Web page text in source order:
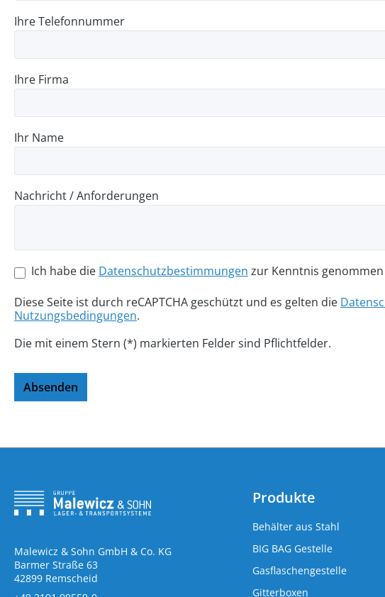
Ihre Telefonnummer
Ihre Firma
Ihr Name
Nachricht / Anforderungen
Ich habe die Datenschutzbestimmungen zur Kenntnis
Diese Seite ist durch reCAPTCHA geschützt und es gelten die
Nutzungsbedingungen.
Die mit einem Stern (*) markierten Felder sind Pflichtfelder.
Absenden
Malewicz & Sohn GmbH & Co. KG
Barmer Straße 63
42899 Remscheid
Produkte
Behälter aus Stahl
BIG BAG Gestelle
Gasflaschengestelle
Gitterboxen